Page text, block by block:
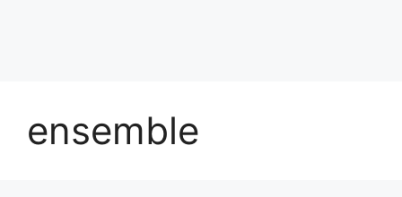
ensemble